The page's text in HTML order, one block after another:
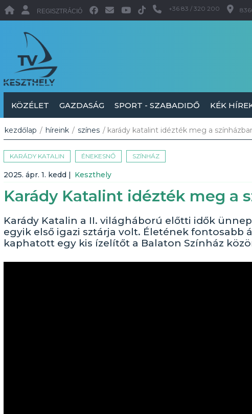
REGISZTRÁCIÓ +36 83 / 320 200
KÖZÉLET GAZDASÁG SPORT - SZABADIDŐ KÉK
kezdőlap / híreink / színes / karády katalint idézték meg a
KARÁDY KATALIN ÉNEKESNŐ SZÍNHÁZ
2025. ápr. 1. kedd | Keszthely
Karády Katalint idézték meg a
Karády Katalin a II. világháború előtti idők
egyik első igazi sztárja volt. Életének
kaphatott egy kis ízelítőt a Balaton Színház